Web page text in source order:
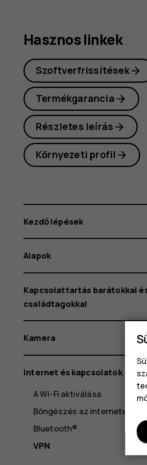
Hasznos linkek
Szoftverfrissítések
Termékgarancia
Részletes leírás
Környezeti profil
Kezdő lépések
Alapok
Kapcsolattartás barátokkal
családtagokkal
Kamera
Internet és kapcsolatok
A Wi-Fi aktiválása
Böngészés az interneten
Bluetooth®
VPN